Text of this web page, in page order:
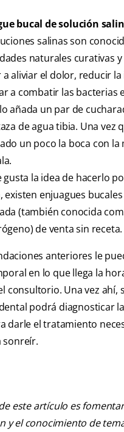
bucal de solución
salinas son
naturales curativas
a aliviar el dolor, reducir
a combatir las bacterias
añada un par de
de agua tibia. Una vez
un poco la boca con la
gusta la idea de hacerlo
existen enjuagues
(también conocida
de venta sin receta.
anteriores le
en lo que llega la
consultorio. Una vez ahí,
podrá diagnosticar
darle el tratamiento
sonreír.
este artículo es
y el conocimiento de